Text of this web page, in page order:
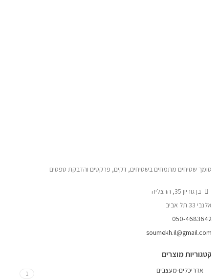
סומך שטיחים מתמחים בשטיחים, דקים, פרקטים והדבקת טפטים
בן גוריון 35, הרצליה
אלנבי 33 תל אביב
050-4683642
soumekh.il@gmail.com
קטגוריות מוצרים
אדריכלים-מעצבים 1